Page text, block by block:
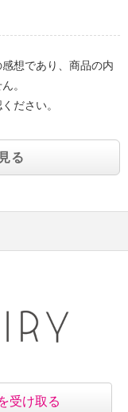
想であり、商品の内
。
ださい。
る
受け取る